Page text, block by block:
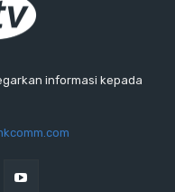
informasi kepada